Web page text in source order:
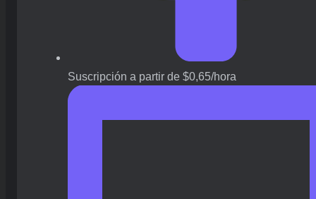
Suscripción a partir de $0,65/hora